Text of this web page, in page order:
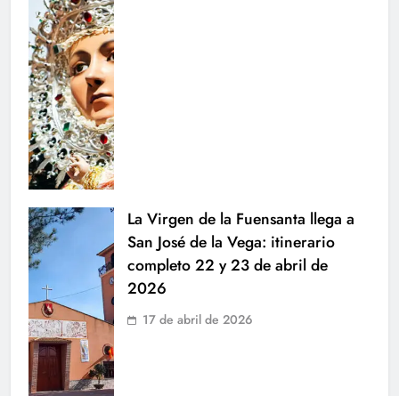
La Virgen de la Fuensanta llega a
San José de la Vega: itinerario
completo 22 y 23 de abril de
2026
17 de abril de 2026